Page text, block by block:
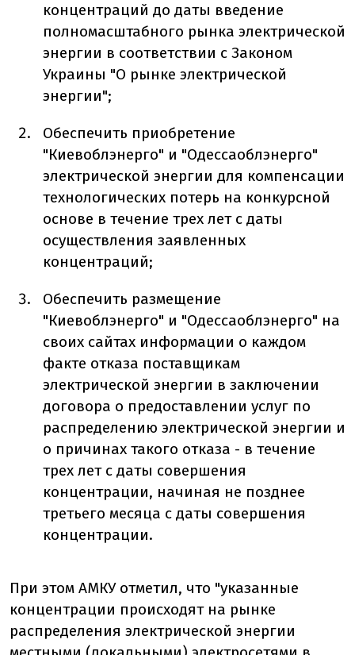
концентраций до даты введение
полномасштабного рынка электрической
энергии в соответствии с Законом
Украины "О рынке электрической
энергии";
Обеспечить приобретение
"Киевоблэнерго" и "Одессаоблэнерго"
электрической энергии для компенсации
технологических потерь на конкурсной
основе в течение трех лет с даты
осуществления заявленных
концентраций;
Обеспечить размещение
"Киевоблэнерго" и "Одессаоблэнерго" на
своих сайтах информации о каждом
факте отказа поставщикам
электрической энергии в заключении
договора о предоставлении услуг по
распределению электрической энергии и
о причинах такого отказа - в течение
трех лет с даты совершения
концентрации, начиная не позднее
третьего месяца с даты совершения
концентрации.
При этом АМКУ отметил, что "указанные
концентрации происходят на рынке
распределения электрической энергии